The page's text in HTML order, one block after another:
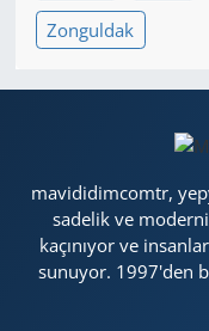
Zonguldak
mavididimcomtr,
sadelik ve
kaçınıyor ve
sunuyor. 1997'den